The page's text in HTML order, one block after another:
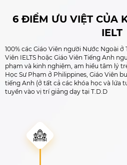
6 ĐIỂM ƯU VIỆT CỦA
IELT
100% các Giáo Viên người Nước Ngoài
Viên IELTS hoặc Giáo Viên Tiếng Anh
phạm và kinh nghiệm, am hiểu tâm lý
Học Sư Phạm ở Philippines, Giáo Viên
tiếng Anh (ở tất cả các khóa học và lứa
tuyển vào vị trí giảng dạy tại T.D.D